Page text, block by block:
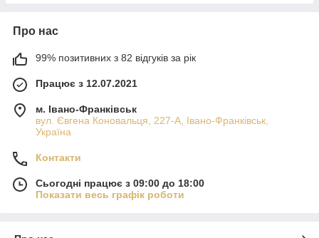
Про нас
99% позитивних з 82 відгуків за рік
Працює з 12.07.2021
м. Івано-Франківськ
вул. Євгена Коновальця, 227-А, Івано-Франківськ,
Україна
Контакти
Сьогодні працює з 09:00 до 18:00
Показати весь графік роботи